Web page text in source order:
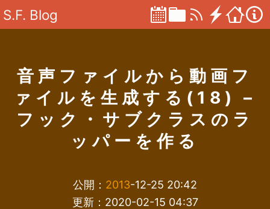
S.F. Blog
音声ファイルから動画フ
ァイルを生成する(18) –
フック・サブクラスのラ
ッパーを作る
公開： 2013-12-25 20:42
更新：2020-02-15 04:37